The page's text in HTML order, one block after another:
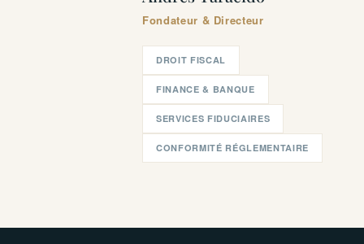
Fondateur & Directeur
DROIT FISCAL
FINANCE & BANQUE
SERVICES FIDUCIAIRES
CONFORMITÉ RÉGLEMENTAIRE